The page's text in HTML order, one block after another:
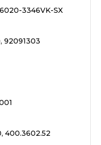
3346VK-SX
92091303
400.3602.52